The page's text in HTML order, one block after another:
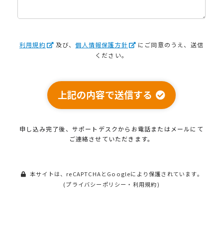
利用規約 及び、個人情報保護方針
にご同意のうえ、送信
ください。
上記の内容で送信する
申し込み完了後、サポートデスクから お電話またはメールにて
ご連絡させていただきます。
本サイトは、reCAPTCHAとGoogleにより保護されています。
(プライバシーポリシー ・ 利用規約)